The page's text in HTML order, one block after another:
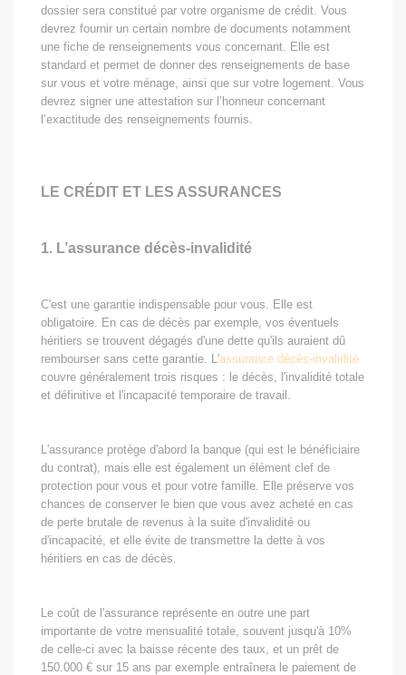
dossier sera constitué par votre organisme de crédit. Vous
devrez fournir un certain nombre de documents notamment
une fiche de renseignements vous concernant. Elle est
standard et permet de donner des renseignements de base
sur vous et votre ménage, ainsi que sur votre logement. Vous
devrez signer une attestation sur l’honneur concernant
l’exactitude des renseignements fournis.
LE CRÉDIT ET LES ASSURANCES
1. L’assurance décès-invalidité
C'est une garantie indispensable pour vous. Elle est
obligatoire. En cas de décès par exemple, vos éventuels
héritiers se trouvent dégagés d'une dette qu'ils auraient dû
rembourser sans cette garantie. L'assurance décès-invalidité
couvre généralement trois risques : le décès, l'invalidité totale
et définitive et l'incapacité temporaire de travail.
L'assurance protège d'abord la banque (qui est le bénéficiaire
du contrat), mais elle est également un élément clef de
protection pour vous et pour votre famille. Elle préserve vos
chances de conserver le bien que vous avez acheté en cas
de perte brutale de revenus à la suite d'invalidité ou
d'incapacité, et elle évite de transmettre la dette à vos
héritiers en cas de décès.
Le coût de l'assurance représente en outre une part
importante de votre mensualité totale, souvent jusqu'à 10%
de celle-ci avec la baisse récente des taux, et un prêt de
150.000 € sur 15 ans par exemple entraînera le paiement de